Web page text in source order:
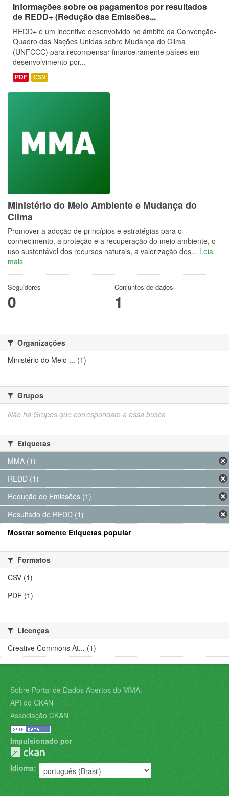
Informações sobre os pagamentos por resultados
de REDD+ (Redução das Emissões...
REDD+ é um incentivo desenvolvido no âmbito da Convenção-
Quadro das Nações Unidas sobre Mudança do Clima
(UNFCCC) para recompensar financeiramente países em
desenvolvimento por...
PDF CSV
Ministério do Meio Ambiente e Mudança do
Clima
Promover a adoção de princípios e estratégias para o
conhecimento, a proteção e a recuperação do meio ambiente, o
uso sustentável dos recursos naturais, a valorização dos... Leia
mais
Seguidores
0
Conjuntos de dados
1
Organizações
Ministério do Meio ... (1)
Grupos
Não há Grupos que correspondam a essa busca
Etiquetas
MMA (1)
REDD (1)
Redução de Emissões (1)
Resultado de REDD (1)
Mostrar somente Etiquetas popular
Formatos
CSV (1)
PDF (1)
Licenças
Creative Commons At... (1)
Sobre Portal de Dados Abertos do MMA:
API do CKAN
Associação CKAN
Impulsionado por
Idioma